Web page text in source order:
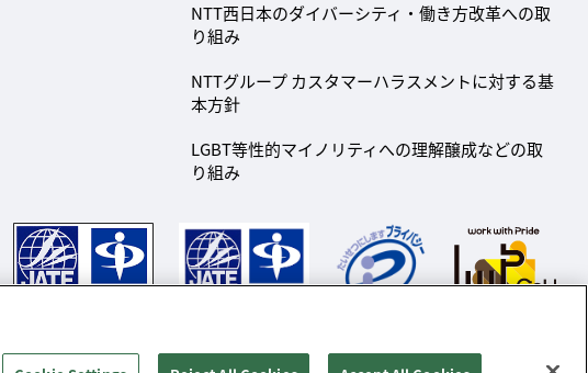
NTT西日本のダイバーシティ・働き方改革への取
り組み
NTTグループ カスタマーハラスメントに対する基
本方針
LGBT等性的マイノリティへの理解醸成などの取
り組み
ーミングの